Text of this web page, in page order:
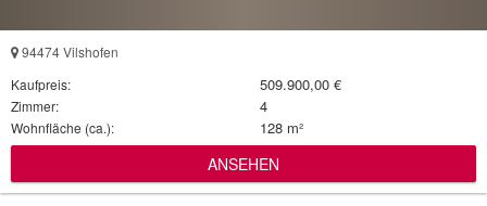
94474 Vilshofen
Kaufpreis:
509.900,00 €
Zimmer: 4
Wohnfläche (ca.): 128 m²
ANSEHEN